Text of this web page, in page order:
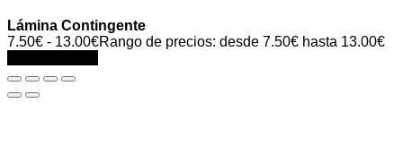
Lámina Contingente
7.50€ - 13.00€Rango de precios: desde 7.50€ hasta 13.00€